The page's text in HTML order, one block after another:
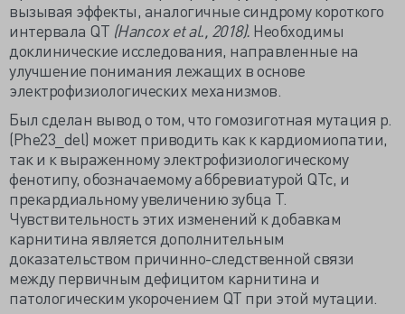
вызывая эффекты, аналогичные синдрому короткого
интервала QT (Hancox et al., 2018). Необходимы
доклинические исследования, направленные на
улучшение понимания лежащих в основе
электрофизиологических механизмов.
Был сделан вывод о том, что гомозиготная мутация p.
(Phe23_del) может приводить как к кардиомиопатии,
так и к выраженному электрофизиологическому
фенотипу, обозначаемому аббревиатурой QTc, и
прекардиальному увеличению зубца Т.
Чувствительность этих изменений к добавкам
карнитина является дополнительным
доказательством причинно-следственной связи
между первичным дефицитом карнитина и
патологическим укорочением QT при этой мутации.